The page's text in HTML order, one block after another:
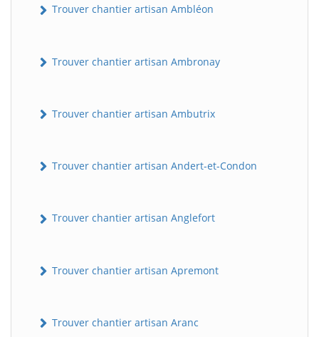
Trouver chantier artisan Ambléon
Trouver chantier artisan Ambronay
Trouver chantier artisan Ambutrix
Trouver chantier artisan Andert-et-Condon
Trouver chantier artisan Anglefort
Trouver chantier artisan Apremont
Trouver chantier artisan Aranc